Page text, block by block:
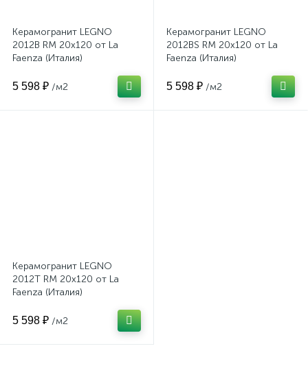
Керамогранит LEGNO
2012B RM 20x120 от La
Faenza (Италия)
5 598 ₽ /м2
Керамогранит LEGNO
2012BS RM 20x120 от La
Faenza (Италия)
5 598 ₽ /м2
Керамогранит LEGNO
2012T RM 20x120 от La
Faenza (Италия)
5 598 ₽ /м2